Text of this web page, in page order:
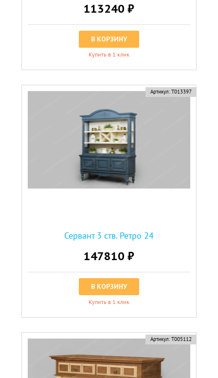
113240 ₽
В КОРЗИНУ
Купить в 1 клик
Артикул: Т013397
Сервант 3 ств. Ретро 24
147810 ₽
В КОРЗИНУ
Купить в 1 клик
Артикул: Т005112